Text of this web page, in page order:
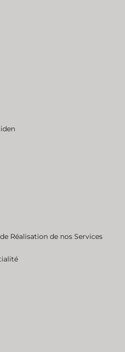
Réalisation de nos Services